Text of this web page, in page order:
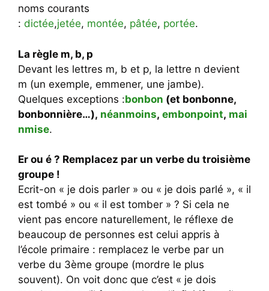
noms courants
: dictée,jetée, montée, pâtée, portée.
La règle m, b, p
Devant les lettres m, b et p, la lettre n devient
m (un exemple, emmener, une jambe).
Quelques exceptions :bonbon (et bonbonne,
bonbonnière…), néanmoins, embonpoint, mai
nmise.
Er ou é ? Remplacez par un verbe du troisième
groupe !
Ecrit-on « je dois parler » ou « je dois parlé », « il
est tombé » ou « il est tomber » ? Si cela ne
vient pas encore naturellement, le réflexe de
beaucoup de personnes est celui appris à
l’école primaire : remplacez le verbe par un
verbe du 3ème groupe (mordre le plus
souvent). On voit donc que c’est « je dois